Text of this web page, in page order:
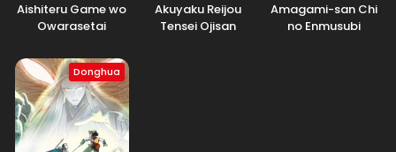
Aishiteru Game wo
Owarasetai
Akuyaku Reijou
Tensei Ojisan
Amagami-san Chi
no Enmusubi
Donghua